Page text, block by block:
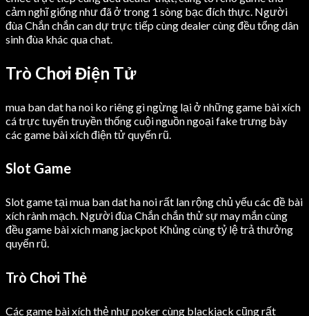
cảm nghĩ giống như đã ở trong 1 sòng bạc đích thực. Người
đùa Chắn chắn can dự trực tiếp cùng dealer cùng đều tổng dân
sinh đùa khác qua chat.
Trò Chơi Điện Tử
mua ban dat ha noi ko riêng gì ngừng lại ở những game bài xích
cá trực tuyến truyền thống cuội nguồn ngoại fake trưng bày
các game bài xích điện tử quyến rũ.
Slot Game
Slot game tại mua ban dat ha noi rất lan rộng chủ yếu các đề bài
xích rành mạch. Người đùa Chắn chắn thử sự may mắn cùng
đều game bài xích mang jackpot Khủng cùng tỷ lệ trả thưởng
quyến rũ.
Trò Chơi Thẻ
Các game bài xích thẻ như poker cùng blackjack cũng rất